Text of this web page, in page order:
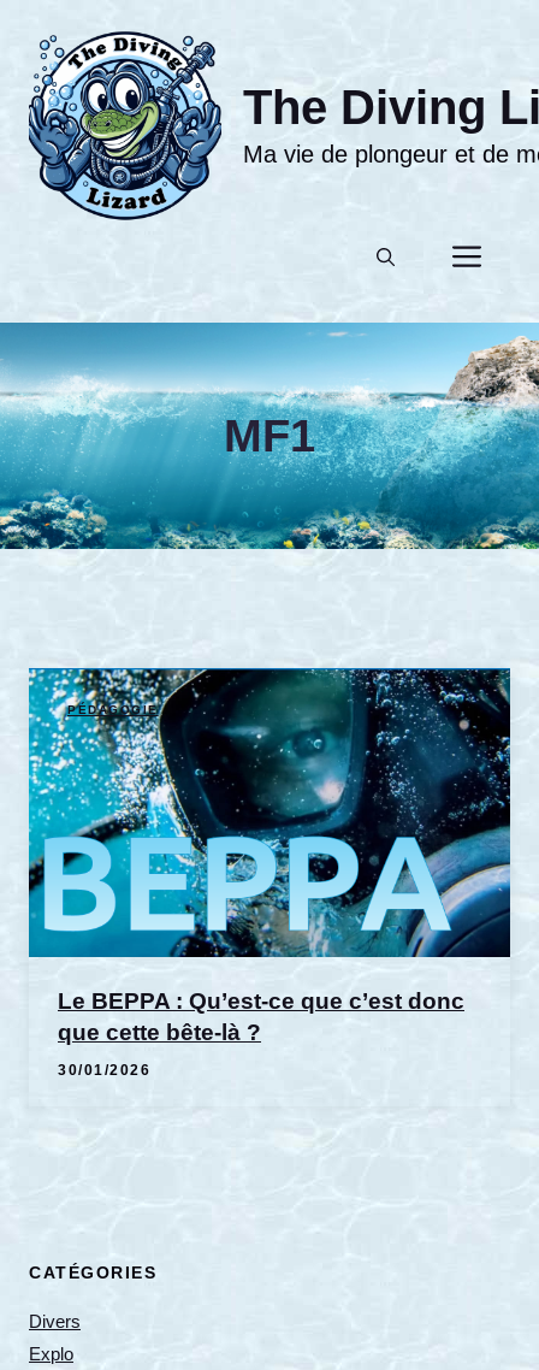
contenu
The Diving
Ma vie de plongeur et de
MF1
PÉDAGOGIE
Le BEPPA : Qu’est-ce que c’est donc
que cette bête-là ?
30/01/2026
CATÉGORIES
Divers
Explo